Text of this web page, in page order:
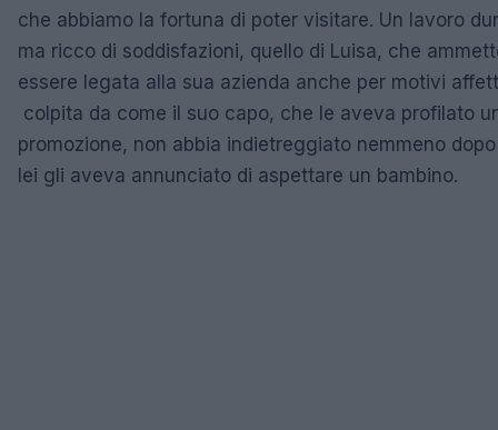
che abbiamo la fortuna di poter visitare. Un lavoro
ma ricco di soddisfazioni, quello di Luisa, che
essere legata alla sua azienda anche per motivi
colpita da come il suo capo, che le aveva profilato
promozione, non abbia indietreggiato nemmeno
lei gli aveva annunciato di aspettare un bambino.